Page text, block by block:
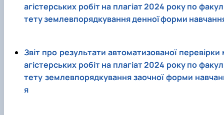
агістерських робіт на плагіат 2024 року по
тету землевпорядкування денної форми
Звіт про результати автоматизованої перевірки
агістерських робіт на плагіат 2024 року по
тету землевпорядкування заочної форми
я